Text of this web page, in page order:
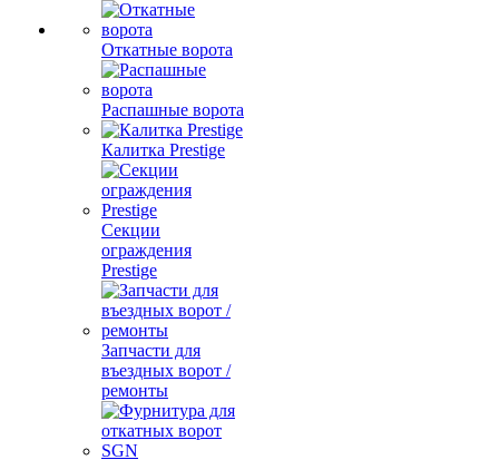
Откатные ворота
Распашные ворота
Калитка Prestige
Секции
ограждения
Prestige
Запчасти для
въездных ворот /
ремонты